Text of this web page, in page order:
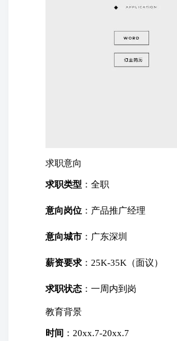
求职意向
求职类型 ：全职
意向岗位 ：产品推广经理
意向城市 ：广东深圳
薪资要求 ：25K-35K（面议）
求职状态 ：一周内到岗
教育背景
时间 ：20xx.7-20xx.7